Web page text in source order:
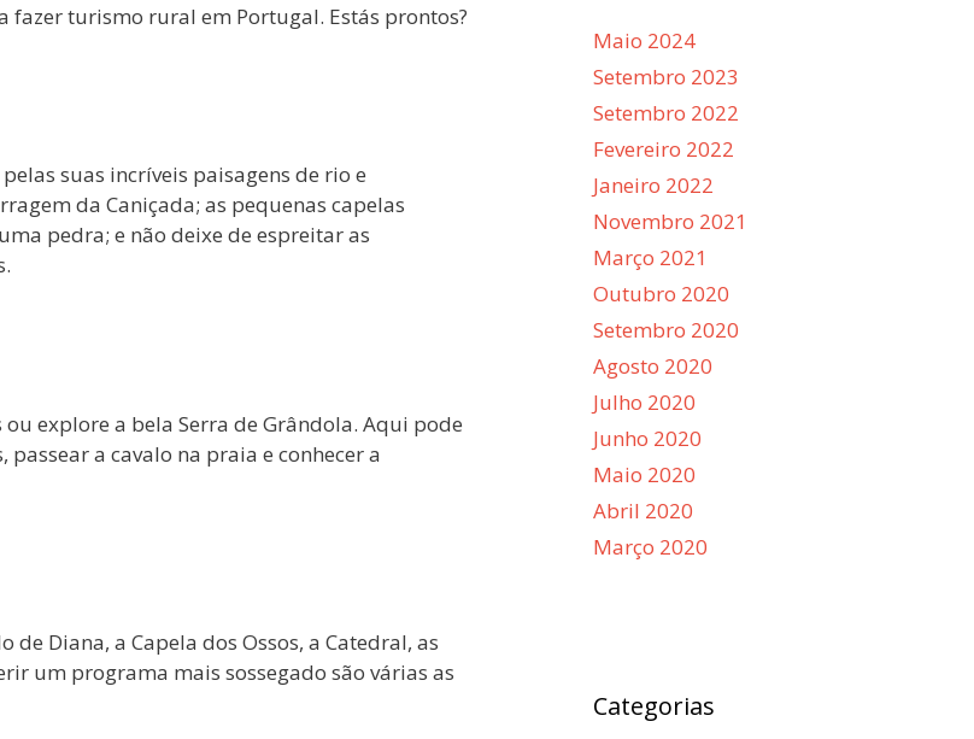
fazer turismo rural em Portugal. Estás prontos?
suas incríveis paisagens de rio e
da Caniçada; as pequenas capelas
pedra; e não deixe de espreitar as
explore a bela Serra de Grândola. Aqui pode
a cavalo na praia e conhecer a
Diana, a Capela dos Ossos, a Catedral, as
um programa mais sossegado são várias as
Maio 2024
Setembro 2023
Setembro 2022
Fevereiro 2022
Janeiro 2022
Novembro 2021
Março 2021
Outubro 2020
Setembro 2020
Agosto 2020
Julho 2020
Junho 2020
Maio 2020
Abril 2020
Março 2020
Categorias